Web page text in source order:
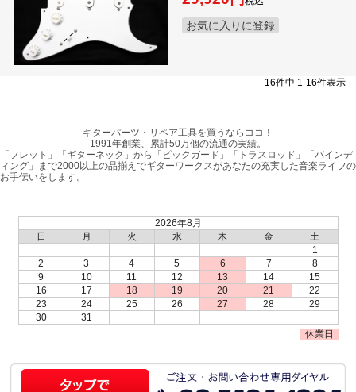
お気に入りに登録
16件中 1 -16件表示
ギターパーツ・リペア工具を買うならココ！
1991年創業、累計50万個の流通の実績。
「フレット」「ギターネック」から「ピックガード」「トラスロッド」「バインデ
ィング」まで2000以上の品揃えでギターワークスがあなたの充実した音楽ライフの
お手伝いをします。
2026年8月
日
月 火 水 木 金
土
1
2
3 4 5 6 7
8
9
10 11 12 13 14
15
16
17 18 19 20 21
22
23
24 25 26 27 28
29
30
31
休業日